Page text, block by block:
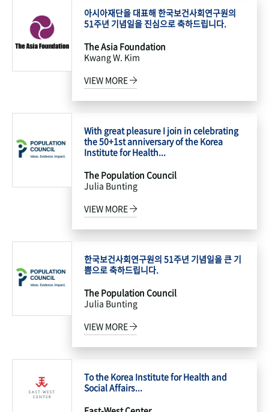
아시아재단을 대표해 한국보건사회연구원의
51주년 기념일을 진심으로 축하드립니다.
The Asia Foundation
Kwang W. Kim
VIEW MORE
With great pleasure I join in celebrating
the 50+1st anniversary of the Korea
Institute for Health...
The Population Council
Julia Bunting
VIEW MORE
한국보건사회연구원의 51주년 기념일을 큰 기
쁨으로 축하드립니다.
The Population Council
Julia Bunting
VIEW MORE
To the Korea Institute for Health and
Social Affairs...